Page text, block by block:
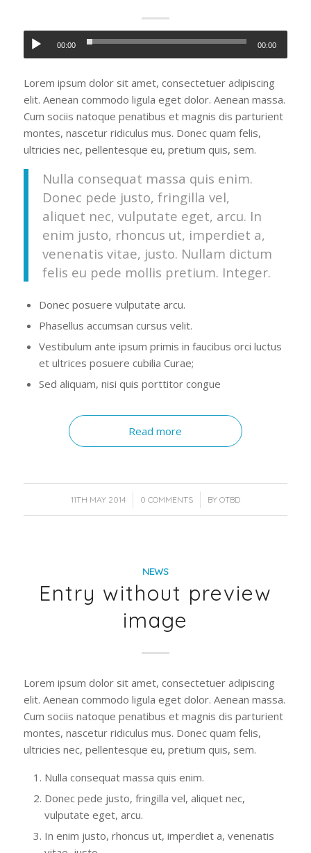
00:00 00:00
Lorem ipsum dolor sit amet, consectetuer adipiscing
elit. Aenean commodo ligula eget dolor. Aenean massa.
Cum sociis natoque penatibus et magnis dis parturient
montes, nascetur ridiculus mus. Donec quam felis,
ultricies nec, pellentesque eu, pretium quis, sem.
Nulla consequat massa quis enim.
Donec pede justo, fringilla vel,
aliquet nec, vulputate eget, arcu. In
enim justo, rhoncus ut, imperdiet a,
venenatis vitae, justo. Nullam dictum
felis eu pede mollis pretium. Integer.
Donec posuere vulputate arcu.
Phasellus accumsan cursus velit.
Vestibulum ante ipsum primis in faucibus orci luctus
et ultrices posuere cubilia Curae;
Sed aliquam, nisi quis porttitor congue
Read more
11TH MAY 2014
/ 0 COMMENTS
/ BY OTBD
NEWS
Entry without preview
image
Lorem ipsum dolor sit amet, consectetuer adipiscing
elit. Aenean commodo ligula eget dolor. Aenean massa.
Cum sociis natoque penatibus et magnis dis parturient
montes, nascetur ridiculus mus. Donec quam felis,
ultricies nec, pellentesque eu, pretium quis, sem.
Nulla consequat massa quis enim.
Donec pede justo, fringilla vel, aliquet nec,
vulputate eget, arcu.
In enim justo, rhoncus ut, imperdiet a, venenatis